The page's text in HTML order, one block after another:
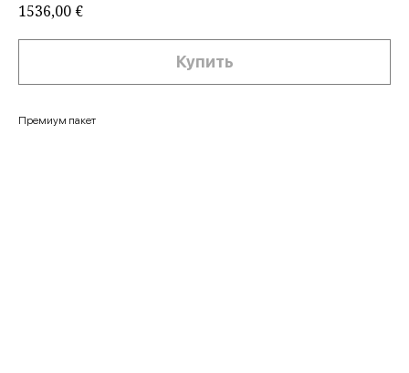
1536,00 €
Купить
Премиум пакет